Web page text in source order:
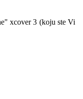
xcover 3 (koju ste Vi